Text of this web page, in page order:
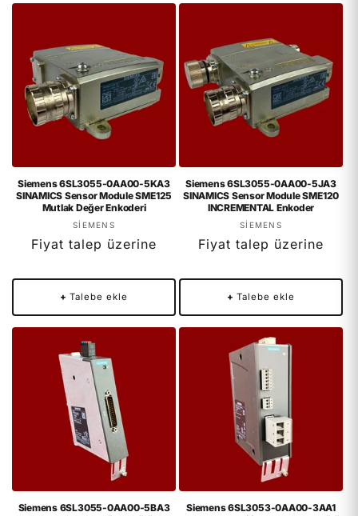
Siemens 6SL3055-0AA00-5KA3
SINAMICS Sensor Module SME125
Mutlak Değer Enkoderi
Satıcı:
SIEMENS
Fiyat talep üzerine
+ Talebe ekle
Siemens 6SL3055-0AA00-5JA3
SINAMICS Sensor Module SME120
INCREMENTAL Enkoder
Satıcı:
SIEMENS
Fiyat talep üzerine
+ Talebe ekle
Siemens 6SL3055-0AA00-5BA3
Siemens 6SL3053-0AA00-3AA1